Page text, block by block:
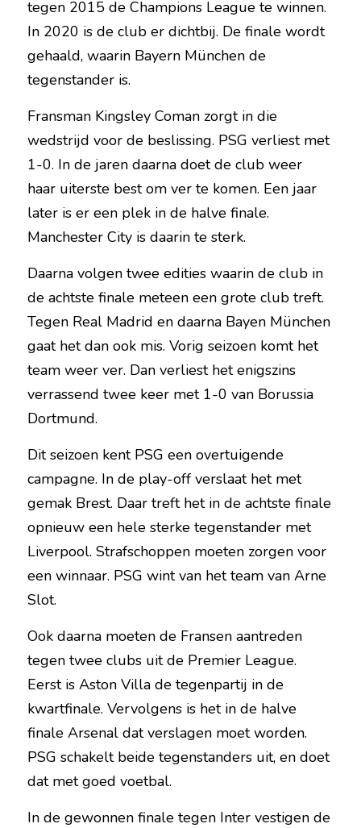
tegen 2015 de Champions League te winnen.
In 2020 is de club er dichtbij. De finale wordt
gehaald, waarin Bayern München de
tegenstander is.
Fransman Kingsley Coman zorgt in die
wedstrijd voor de beslissing. PSG verliest met
1-0. In de jaren daarna doet de club weer
haar uiterste best om ver te komen. Een jaar
later is er een plek in de halve finale.
Manchester City is daarin te sterk.
Daarna volgen twee edities waarin de club in
de achtste finale meteen een grote club treft.
Tegen Real Madrid en daarna Bayen München
gaat het dan ook mis. Vorig seizoen komt het
team weer ver. Dan verliest het enigszins
verrassend twee keer met 1-0 van Borussia
Dortmund.
Dit seizoen kent PSG een overtuigende
campagne. In de play-off verslaat het met
gemak Brest. Daar treft het in de achtste finale
opnieuw een hele sterke tegenstander met
Liverpool. Strafschoppen moeten zorgen voor
een winnaar. PSG wint van het team van Arne
Slot.
Ook daarna moeten de Fransen aantreden
tegen twee clubs uit de Premier League.
Eerst is Aston Villa de tegenpartij in de
kwartfinale. Vervolgens is het in de halve
finale Arsenal dat verslagen moet worden.
PSG schakelt beide tegenstanders uit, en doet
dat met goed voetbal.
In de gewonnen finale tegen Inter vestigen de